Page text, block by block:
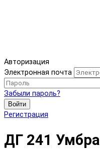
Авторизация
Электронная почта
Забыли пароль?
Войти
Регистрация
ДГ 241 Умбра